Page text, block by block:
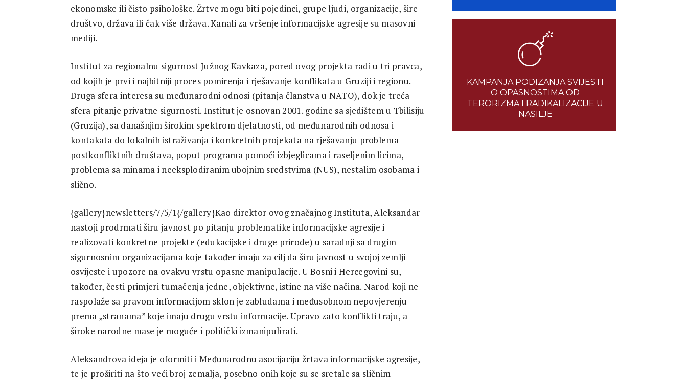
ekonomske ili čisto psihološke. Žrtve mogu biti pojedinci, grupe ljudi, organizacije, šire
društvo, država ili čak više država. Kanali za vršenje informacijske agresije su masovni
mediji.
Institut za regionalnu sigurnost Južnog Kavkaza, pored ovog projekta radi u tri pravca,
od kojih je prvi i najbitniji proces pomirenja i rješavanje konflikata u Gruziji i regionu.
Druga sfera interesa su međunarodni odnosi (pitanja članstva u NATO), dok je treća
sfera pitanje privatne sigurnosti. Institut je osnovan 2001. godine sa sjedištem u Tbilisiju
(Gruzija), sa današnjim širokim spektrom djelatnosti, od međunarodnih odnosa i
kontakata do lokalnih istraživanja i konkretnih projekata na rješavanju problema
postkonfliktnih društava, poput programa pomoći izbjeglicama i raseljenim licima,
problema sa minama i neeksplodiranim ubojnim sredstvima (NUS), nestalim osobama i
slično.
{gallery}newsletters/7/5/1{/gallery}Kao direktor ovog značajnog Instituta, Aleksandar
nastoji prodrmati širu javnost po pitanju problematike informacijske agresije i
realizovati konkretne projekte (edukacijske i druge prirode) u saradnji sa drugim
sigurnosnim organizacijama koje također imaju za cilj da širu javnost u svojoj zemlji
osvijeste i upozore na ovakvu vrstu opasne manipulacije. U Bosni i Hercegovini su,
također, česti primjeri tumačenja jedne, objektivne, istine na više načina. Narod koji ne
raspolaže sa pravom informacijom sklon je zabludama i međusobnom nepovjerenju
prema „stranama” koje imaju drugu vrstu informacije. Upravo zato konflikti traju, a
široke narodne mase je moguće i politički izmanipulirati.
Aleksandrova ideja je oformiti i Međunarodnu asocijaciju žrtava informacijske agresije,
te je proširiti na što veći broj zemalja, posebno onih koje su se sretale sa sličnim
KAMPANJA PODIZANJA SVIJESTI
O OPASNOSTIMA OD
TERORIZMA I RADIKALIZACIJE U
NASILJE